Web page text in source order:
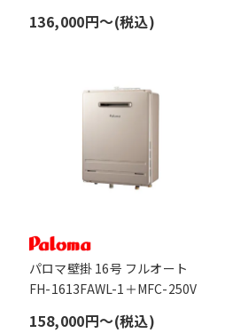
136,000円〜(税込)
パロマ壁掛 16号 フルオート
FH-1613FAWL-1＋MFC-250V
158,000円〜(税込)